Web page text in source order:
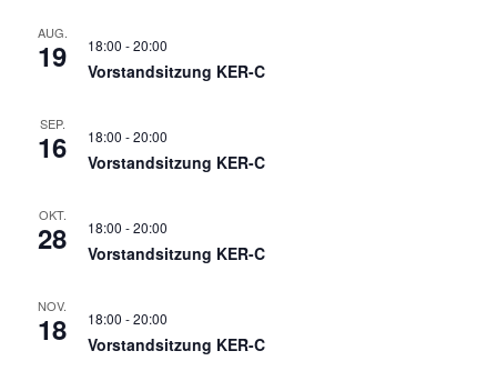
AUG.
19 18:00 -20:00
Vorstandsitzung KER-C
SEP.
16 18:00 -20:00
Vorstandsitzung KER-C
OKT.
28 18:00 -20:00
Vorstandsitzung KER-C
NOV.
18 18:00 -20:00
Vorstandsitzung KER-C